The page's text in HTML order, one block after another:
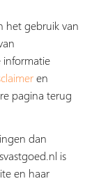
het gebruik van
informatie
en
pagina terug
dan
is
en haar